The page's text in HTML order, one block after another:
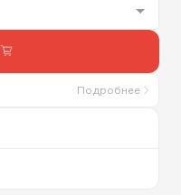
Подробнее